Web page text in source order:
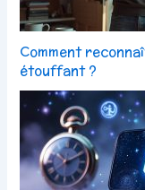
Comment
étouffant ?